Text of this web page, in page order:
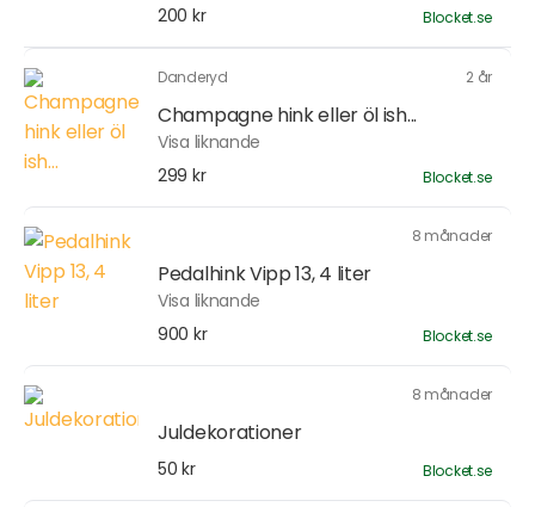
200 kr
Blocket.se
Danderyd 2 år
Champagne hink eller öl ish...
Visa liknande
299 kr
Blocket.se
8 månader
Pedalhink Vipp 13, 4 liter
Visa liknande
900 kr
Blocket.se
8 månader
Juldekorationer
50 kr Blocket.se